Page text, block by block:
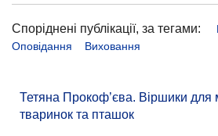
Споріднені публікації, за тегами:
Оповідання
Виховання
Тетяна Прокоф’єва. Віршики
тваринок та пташок